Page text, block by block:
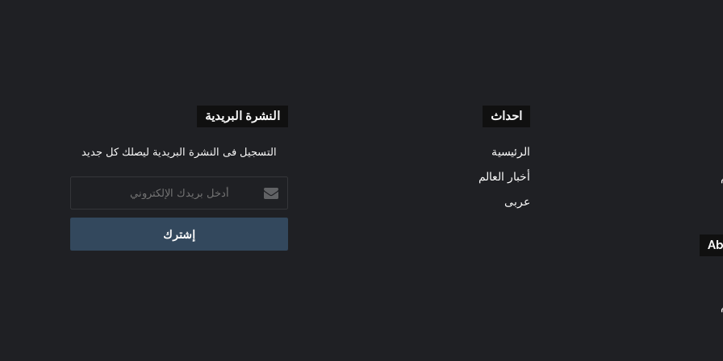
احداث
الرئيسية
أخبار العالم
عربى
النشرة البريدية
التسجيل فى النشرة البريدية ليصلك كل جديد
بريدك
الإلكتروني